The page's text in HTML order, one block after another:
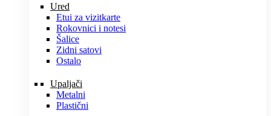
Ured
Etui za vizitkarte
Rokovnici i notesi
Šalice
Zidni satovi
Ostalo
Upaljači
Metalni
Plastični